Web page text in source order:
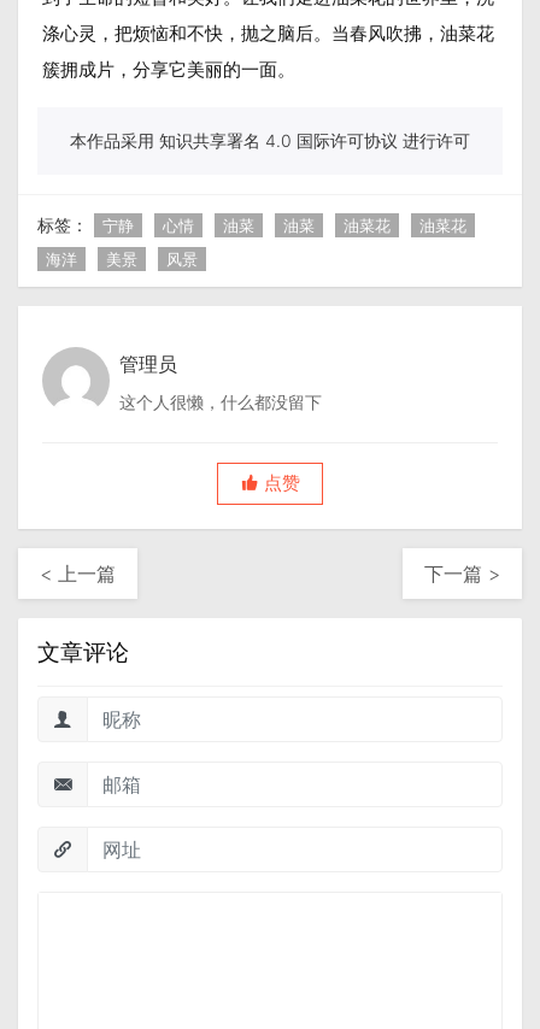
涤心灵，把烦恼和不快，抛之脑后。当春风吹拂，油菜花
簇拥成片，分享它美丽的一面。
本作品采用 知识共享署名 4.0 国际许可协议 进行许可
标签： 宁静 心情 油菜 油菜 油菜花
油菜花
海洋
美景 风景
管理员
这个人很懒，什么都没留下
点赞
< 上一篇 下一篇 >
文章评论